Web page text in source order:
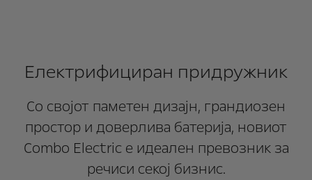
Електрифициран придружник
Со својот паметен дизајн, грандиозен
простор и доверлива батерија, новиот
Combo Electric е идеален превозник за
речиси секој бизнис.